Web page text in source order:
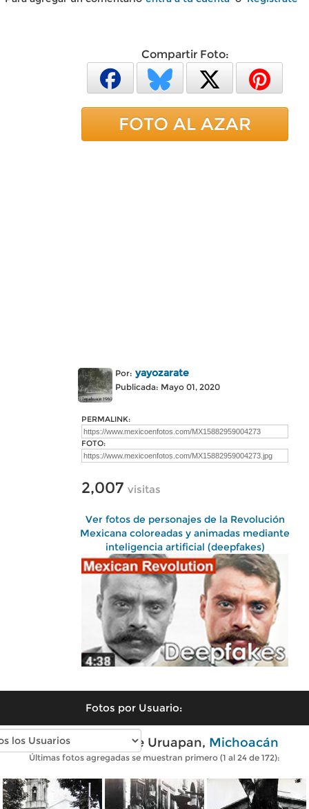
Compartir Foto:
FOTO AL AZAR
Por: yayozarate
Publicada: Mayo 01, 2020
PERMALINK:
FOTO:
2,007 visitas
Ver fotos de personajes de la Revolución
Mexicana coloreadas y animadas mediante
inteligencia artificial (deepfakes)
Fotos por Usuario:
Fotos antiguas de Uruapan, Michoacán
Últimas fotos agregadas se muestran primero (1 al 24 de 172):